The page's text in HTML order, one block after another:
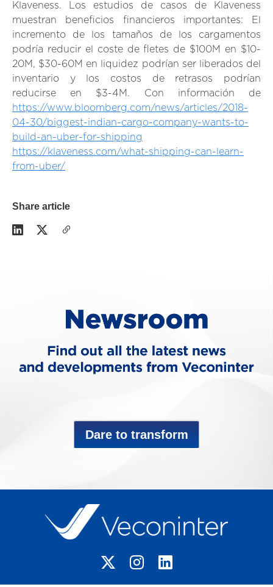
Klaveness. Los estudios de casos de Klaveness
muestran beneficios financieros importantes: El
incremento de los tamaños de los cargamentos
podría reducir el coste de fletes de $100M en $10-
20M, $30-60M en liquidez podrían ser liberados del
inventario y los costos de retrasos podrían
reducirse en $3-4M. Con información de
https://www.bloomberg.com/news/articles/2018-
04-30/biggest-indian-cargo-company-wants-to-
build-an-uber-for-shipping
https://klaveness.com/what-shipping-can-learn-
from-uber/
Share article
Dare to transform